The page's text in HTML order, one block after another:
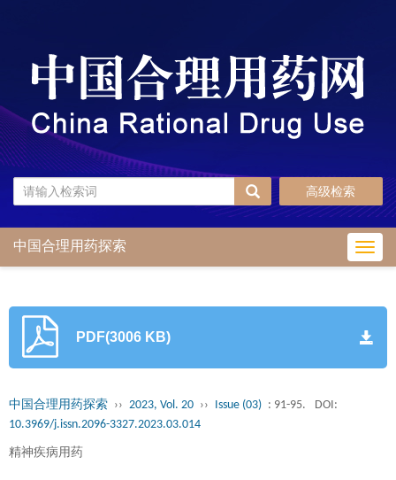
高级检索
中国合理用药探索
PDF(3006 KB)
中国合理用药探索 ›› 2023, Vol. 20 ›› Issue (03) : 91-95.
DOI:
10.3969/j.issn.2096-3327.2023.03.014
精神疾病用药